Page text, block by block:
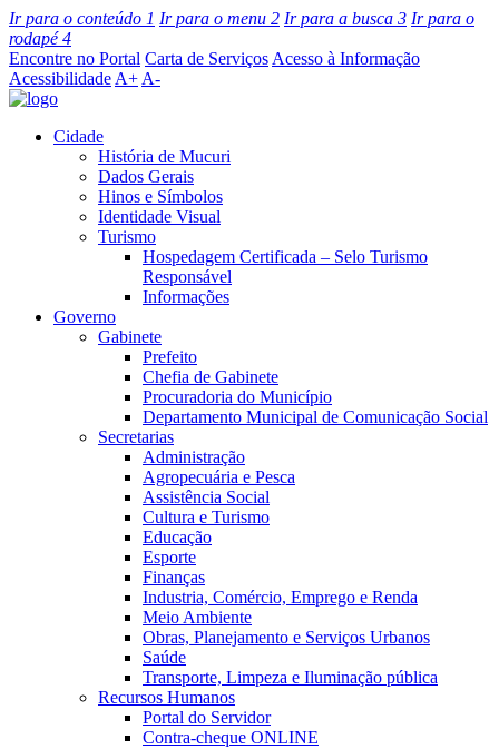
Ir para o conteúdo 1 Ir para o menu 2 Ir para a busca 3 Ir para o
rodapé4
Encontre no Portal Carta de Serviços Acesso à Informação
Acessibilidade A+ A-
Cidade
História de Mucuri
Dados Gerais
Hinos e Símbolos
Identidade Visual
Turismo
Hospedagem Certificada – Selo Turismo
Responsável
Informações
Governo
Gabinete
Prefeito
Chefia de Gabinete
Procuradoria do Município
Departamento Municipal de Comunicação Social
Secretarias
Administração
Agropecuária e Pesca
Assistência Social
Cultura e Turismo
Educação
Esporte
Finanças
Industria, Comércio, Emprego e Renda
Meio Ambiente
Obras, Planejamento e Serviços Urbanos
Saúde
Transporte, Limpeza e Iluminação pública
Recursos Humanos
Portal do Servidor
Contra-cheque ONLINE